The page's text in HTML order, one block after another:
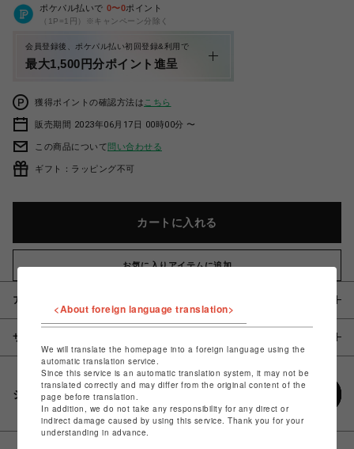
ポケパル払いで 0〜0ポイント
（1P=1円）※キャンペーン分除く
会員登録後、ポケパル払い初回登録&利用で
最大1,500円分ポイント進呈
獲得ポイントの確認方法は こちら
販売期間 2023年06月17日 00時00分 〜
この商品について問い合わせる
ギフト：ラッピング不可
カートに入れる
お気に入りアイテムに追加
アイテム説明 / 素材
サイズ
シェアする
<About foreign language translation>
We will translate the homepage into a foreign language using the
automatic translation service.
Since this service is an automatic translation system, it may not be
translated correctly and may differ from the original content of the
page before translation.
In addition, we do not take any responsibility for any direct or
indirect damage caused by using this service. Thank you for your
understanding in advance.